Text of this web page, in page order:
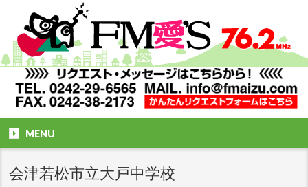
MENU
会津若松市立大戸中学校